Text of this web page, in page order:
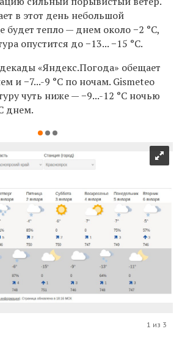
в этот день небольшой
будет тепло — днем около −2 °С,
опустится до −13... −15 °С.
«Яндекс.Погода» обещает
и −7...-9 °С по ночам. Gismeteo
чуть ниже — −9...-12 °С ночью
днем.
1 из 3